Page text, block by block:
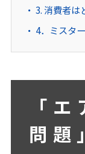
3. 消費者は
4．ミスタ
「
問題